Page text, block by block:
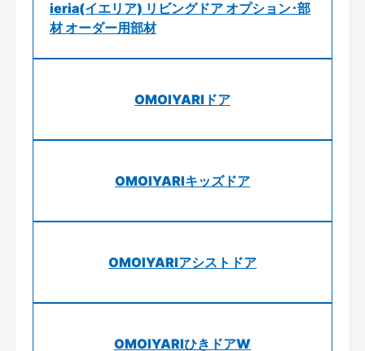
ieria(イエリア) リビングドア オプション･部
材 オーダー用部材
OMOIYARIドア
OMOIYARIキッズドア
OMOIYARIアシストドア
OMOIYARIひきドアW